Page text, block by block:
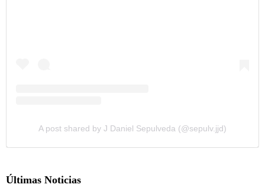
A post shared by J Daniel Sepulveda (@sepulv.jjd)
Últimas Noticias